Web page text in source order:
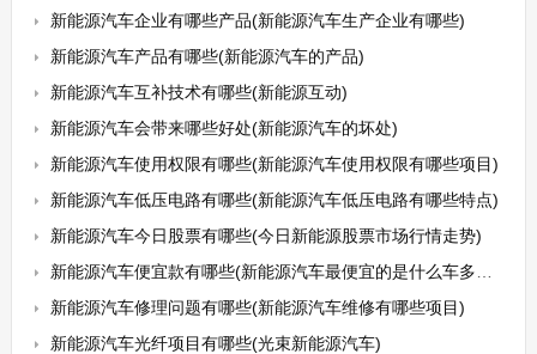
新能源汽车企业有哪些产品(新能源汽车生产企业有哪些)
新能源汽车产品有哪些(新能源汽车的产品)
新能源汽车互补技术有哪些(新能源互动)
新能源汽车会带来哪些好处(新能源汽车的坏处)
新能源汽车使用权限有哪些(新能源汽车使用权限有哪些项目)
新能源汽车低压电路有哪些(新能源汽车低压电路有哪些特点)
新能源汽车今日股票有哪些(今日新能源股票市场行情走势)
新能源汽车便宜款有哪些(新能源汽车最便宜的是什么车多少钱)
新能源汽车修理问题有哪些(新能源汽车维修有哪些项目)
新能源汽车光纤项目有哪些(光束新能源汽车)